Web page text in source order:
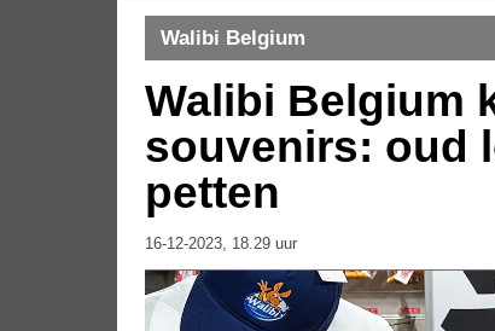
Walibi Belgium
Walibi Belgium
souvenirs: oud
petten
16-12-2023, 18.29 uur